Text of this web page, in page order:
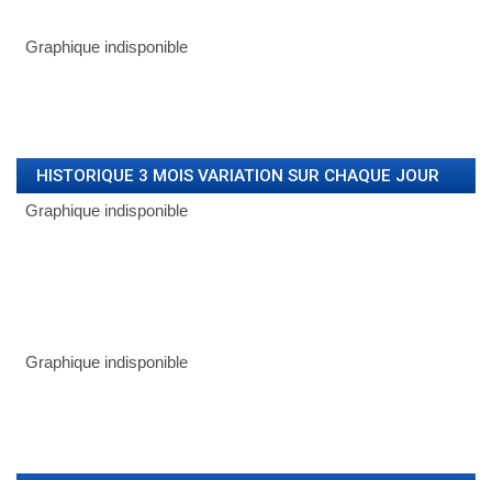
HISTORIQUE 3 MOIS VARIATION SUR CHAQUE JOUR